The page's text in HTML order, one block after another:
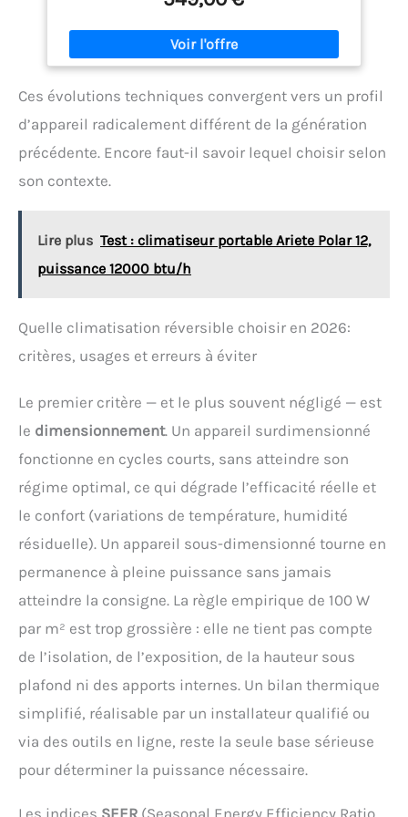
chaleur allie confort et économie d'énergie pour des
environnements toujours confortables Climatiseur
efficace et durable, équipé de pompe à chaleur -
efficacité énergétique élevée et des factures
allégées
Ces évolutions techniques convergent vers un profil
d’appareil radicalement différent de la génération
précédente. Encore faut-il savoir lequel choisir selon
son contexte.
Lire plus Test : climatiseur portable Ariete Polar 12,
puissance 12000 btu/h
Quelle climatisation réversible choisir en 2026:
critères, usages et erreurs à éviter
Le premier critère — et le plus souvent négligé — est
le dimensionnement. Un appareil surdimensionné
fonctionne en cycles courts, sans atteindre son
régime optimal, ce qui dégrade l’efficacité réelle et
le confort (variations de température, humidité
résiduelle). Un appareil sous-dimensionné tourne en
permanence à pleine puissance sans jamais
atteindre la consigne. La règle empirique de 100 W
par m² est trop grossière : elle ne tient pas compte
de l’isolation, de l’exposition, de la hauteur sous
plafond ni des apports internes. Un bilan thermique
simplifié, réalisable par un installateur qualifié ou
via des outils en ligne, reste la seule base sérieuse
pour déterminer la puissance nécessaire.
Les indices SEER (Seasonal Energy Efficiency Ratio,